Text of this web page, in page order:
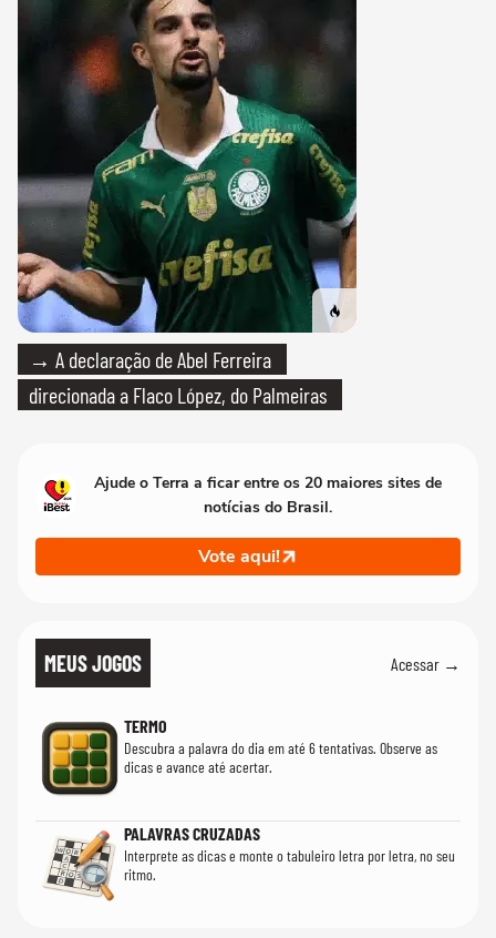
→ A declaração de Abel Ferreira
direcionada a Flaco López, do Palmeiras
Ajude o Terra a ficar entre os 20 maiores sites de
notícias do Brasil.
Vote aqui!
MEUS JOGOS Acessar →
TERMO
Descubra a palavra do dia em até 6 tentativas. Observe as
dicas e avance até acertar.
PALAVRAS CRUZADAS
Interprete as dicas e monte o tabuleiro letra por letra, no seu
ritmo.